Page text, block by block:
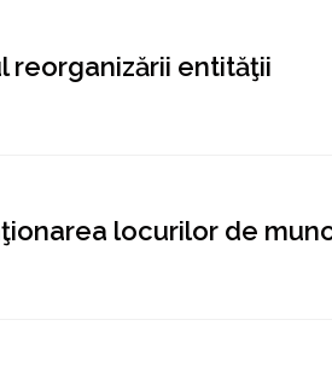
reorganizării entităţii
locurilor de